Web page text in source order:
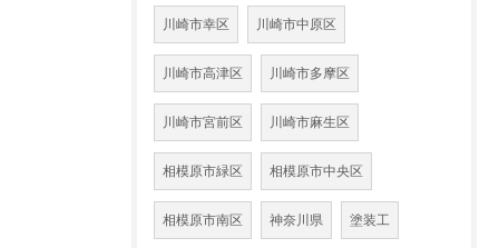
川崎市幸区 川崎市中原区
川崎市高津区 川崎市多摩区
川崎市宮前区 川崎市麻生区
相模原市緑区 相模原市中央区
相模原市南区 神奈川県 塗装工